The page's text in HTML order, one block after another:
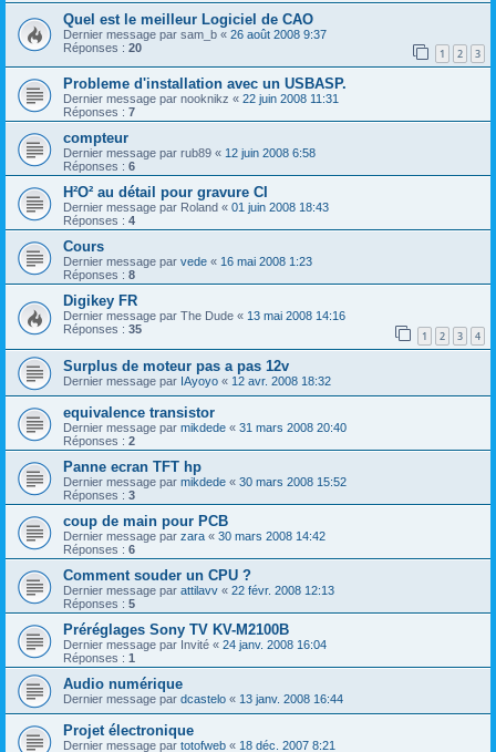
Quel est le meilleur Logiciel de CAO
Dernier message par sam_b « 26 août 2008 9:37
Réponses : 20 1 2 3
Probleme d'installation avec un USBASP.
Dernier message par nooknikz « 22 juin 2008 11:31
Réponses : 7
compteur
Dernier message par rub89 « 12 juin 2008 6:58
Réponses : 6
H²O² au détail pour gravure CI
Dernier message par Roland « 01 juin 2008 18:43
Réponses : 4
Cours
Dernier message par vede « 16 mai 2008 1:23
Réponses : 8
Digikey FR
Dernier message par The Dude « 13 mai 2008 14:16
Réponses : 35 1 2 3 4
Surplus de moteur pas a pas 12v
Dernier message par IAyoyo « 12 avr. 2008 18:32
equivalence transistor
Dernier message par mikdede « 31 mars 2008 20:40
Réponses : 2
Panne ecran TFT hp
Dernier message par mikdede « 30 mars 2008 15:52
Réponses : 3
coup de main pour PCB
Dernier message par zara « 30 mars 2008 14:42
Réponses : 6
Comment souder un CPU ?
Dernier message par attilavv « 22 févr. 2008 12:13
Réponses : 5
Préréglages Sony TV KV-M2100B
Dernier message par Invité « 24 janv. 2008 16:04
Réponses : 1
Audio numérique
Dernier message par dcastelo « 13 janv. 2008 16:44
Projet électronique
Dernier message par totofweb « 18 déc. 2007 8:21